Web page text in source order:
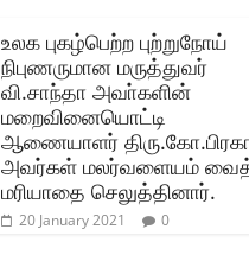
உலக புகழ்பெற்ற புற்றுநோய்
நிபுணருமான மருத்துவர்
வி.சாந்தா அவா்களின்‌
மறைவினையொட்டி
ஆணையாளர்
அவர்கள்‌ மலர்வளையம்‌
மரியாதை செலுத்தினார்‌.
20 January 2021 0